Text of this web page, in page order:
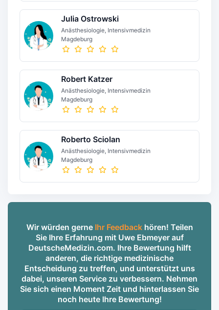
Julia Ostrowski
Anästhesiologie, Intensivmedizin
Magdeburg
Robert Katzer
Anästhesiologie, Intensivmedizin
Magdeburg
Roberto Sciolan
Anästhesiologie, Intensivmedizin
Magdeburg
Wir würden gerne Ihr Feedbackhören! Teilen
Sie Ihre Erfahrung mit Uwe Ebmeyer auf
DeutscheMedizin.com. Ihre Bewertung hilft
anderen, die richtige medizinische
Entscheidung zu treffen, und unterstützt uns
dabei, unseren Service zu verbessern. Nehmen
Sie sich einen Moment Zeit und hinterlassen Sie
noch heute Ihre Bewertung!